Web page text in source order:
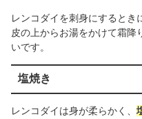
レンコダイを刺身にするとき
皮の上からお湯をかけて霜降
いです。
塩焼き
レンコダイは身が柔らかく、